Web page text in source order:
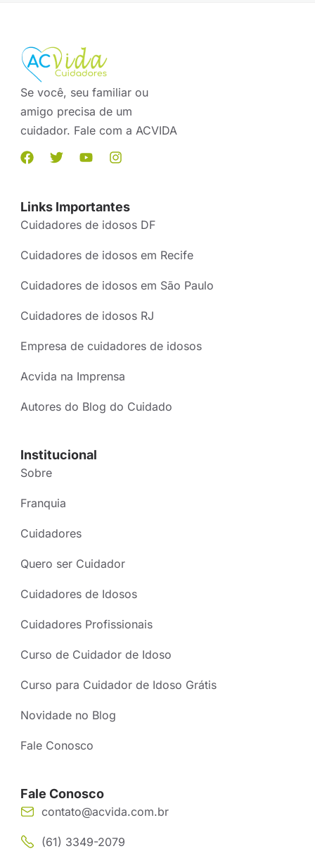
Se você, seu familiar ou
amigo precisa de um
cuidador. Fale com a ACVIDA
Links Importantes
Cuidadores de idosos DF
Cuidadores de idosos em Recife
Cuidadores de idosos em São Paulo
Cuidadores de idosos RJ
Empresa de cuidadores de idosos
Acvida na Imprensa
Autores do Blog do Cuidado
Institucional
Sobre
Franquia
Cuidadores
Quero ser Cuidador
Cuidadores de Idosos
Cuidadores Profissionais
Curso de Cuidador de Idoso
Curso para Cuidador de Idoso Grátis
Novidade no Blog
Fale Conosco
Fale Conosco
contato@acvida.com.br
(61) 3349-2079